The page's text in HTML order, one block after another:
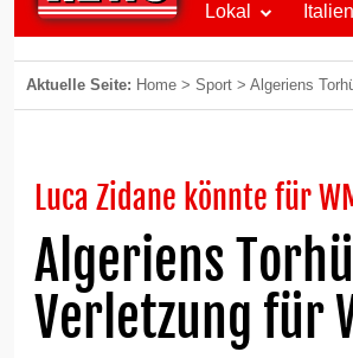
Lokal Italien
Aktuelle Seite: Home > Sport > Algeriens
Luca Zidane könnte für
Algeriens
Verletzung für